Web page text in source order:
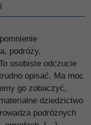
podróży,
osobiste odczucie
opisać. Ma moc
go zobaczyć,
dziedzictwo
podróżnych